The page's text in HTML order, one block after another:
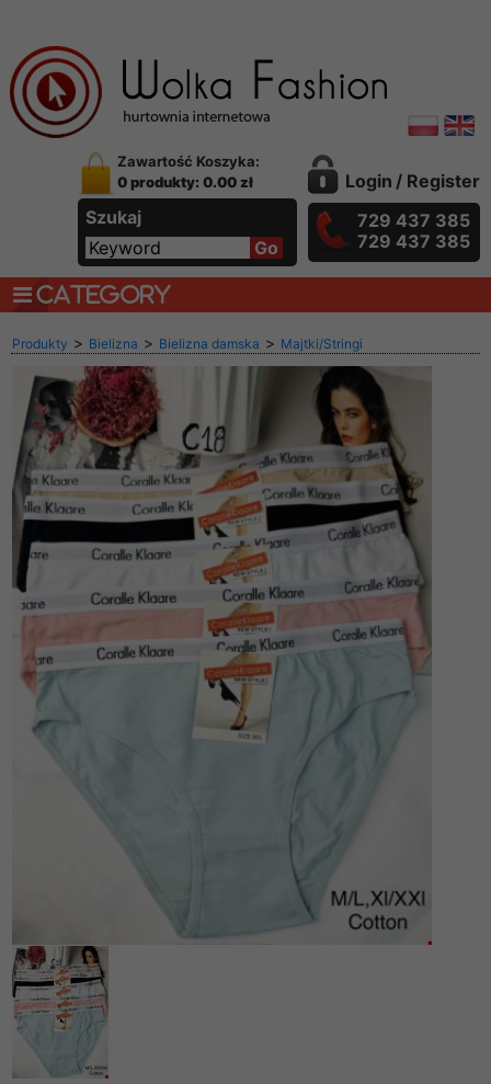
Zawartość Koszyka:
0 produkty: 0.00 zł
Szukaj
Login / Register
729 437 385
729 437 385
CATEGORY
Produkty > Bielizna > Bielizna damska > Majtki/Stringi